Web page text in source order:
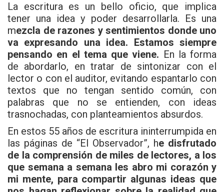
La escritura es un bello oficio, que implica
tener una idea y poder desarrollarla. Es una
mezcla de razones y sentimientos donde uno
va expresando una idea. Estamos siempre
pensando en el tema que viene. En la forma
de abordarlo, en tratar de sintonizar con el
lector o con el auditor, evitando espantarlo con
textos que no tengan sentido común, con
palabras que no se entienden, con ideas
trasnochadas, con planteamientos absurdos.
En estos 55 años de escritura ininterrumpida en
las páginas de “El Observador”, he disfrutado
de la comprensión de miles de lectores, a los
que semana a semana les abro mi corazón y
mi mente, para compartir algunas ideas que